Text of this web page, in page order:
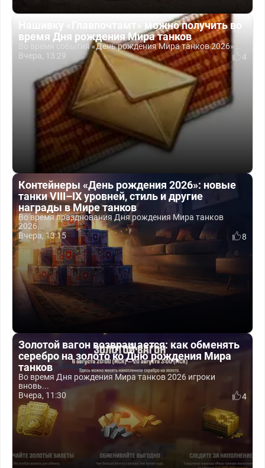
Нашивку «Главпочтамт» можно получить во
время Дня рождения Мира танков
Во время события «День рождения Мира танков 2026»...
Вчера, 13:29
4
Контейнеры «День рождения 2026»: новые
танки VIII–IX уровней, стиль и другие
награды в Мире танков
Во время празднования Дня рождения Мира танков
2026...
Вчера, 13:15
8
Золотой вагон возвращается: как обменять
серебро на золото ко Дню рождения Мира
танков
Во время Дня рождения Мира танков 2026 игроки
вновь...
Вчера, 11:30
4